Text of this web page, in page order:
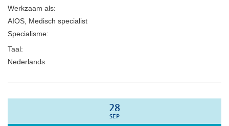
Werkzaam als:
AIOS, Medisch specialist
Specialisme:
Taal:
Nederlands
28
SEP